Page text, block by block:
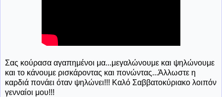
Σας κούρασα αγαπημένοι μα...μεγαλώνουμε και ψηλώνουμε
και το κάνουμε ρισκάροντας και πονώντας...Άλλωστε η
καρδιά πονάει όταν ψηλώνει!!! Καλό Σαββατοκύριακο λοιπόν
γενναίοι μου!!!